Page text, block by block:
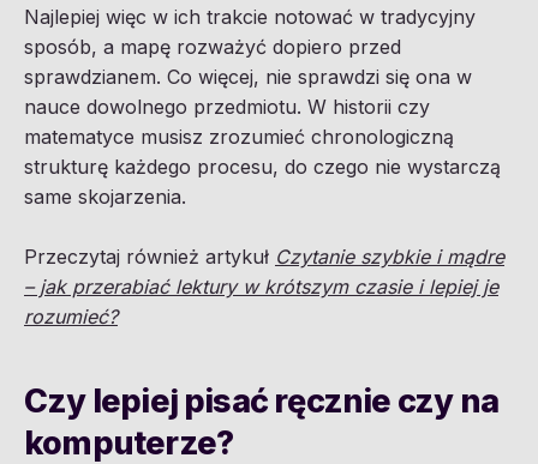
Najlepiej więc w ich trakcie notować w tradycyjny
sposób, a mapę rozważyć dopiero przed
sprawdzianem. Co więcej, nie sprawdzi się ona w
nauce dowolnego przedmiotu. W historii czy
matematyce musisz zrozumieć chronologiczną
strukturę każdego procesu, do czego nie wystarczą
same skojarzenia.
Przeczytaj również artykuł Czytanie szybkie i mądre
– jak przerabiać lektury w krótszym czasie i lepiej je
rozumieć?
Czy lepiej pisać ręcznie czy na
komputerze?